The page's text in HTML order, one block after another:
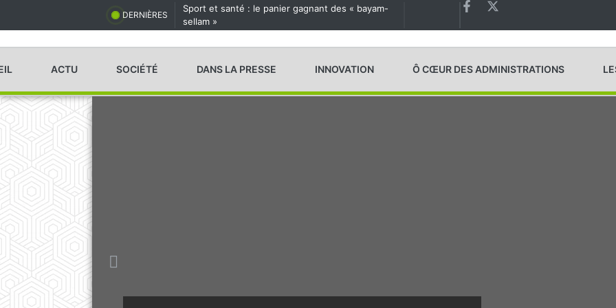
DERNIÈRES
Sport et santé : le panier gagnant des « bayam-
sellam »
Les États généraux de la Santé en préparation
ACTU SOCIÉTÉ DANS LA PRESSE INNOVATION Ô CŒUR DES ADMINISTRATIONS